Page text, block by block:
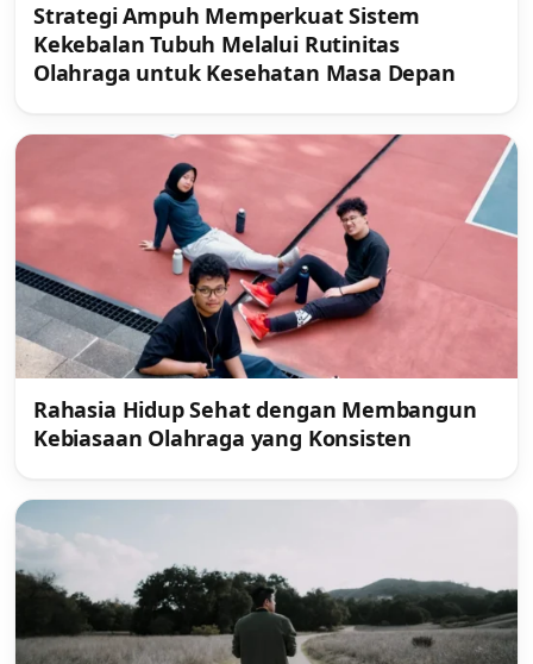
Strategi Ampuh Memperkuat Sistem
Kekebalan Tubuh Melalui Rutinitas
Olahraga untuk Kesehatan Masa Depan
Rahasia Hidup Sehat dengan Membangun
Kebiasaan Olahraga yang Konsisten